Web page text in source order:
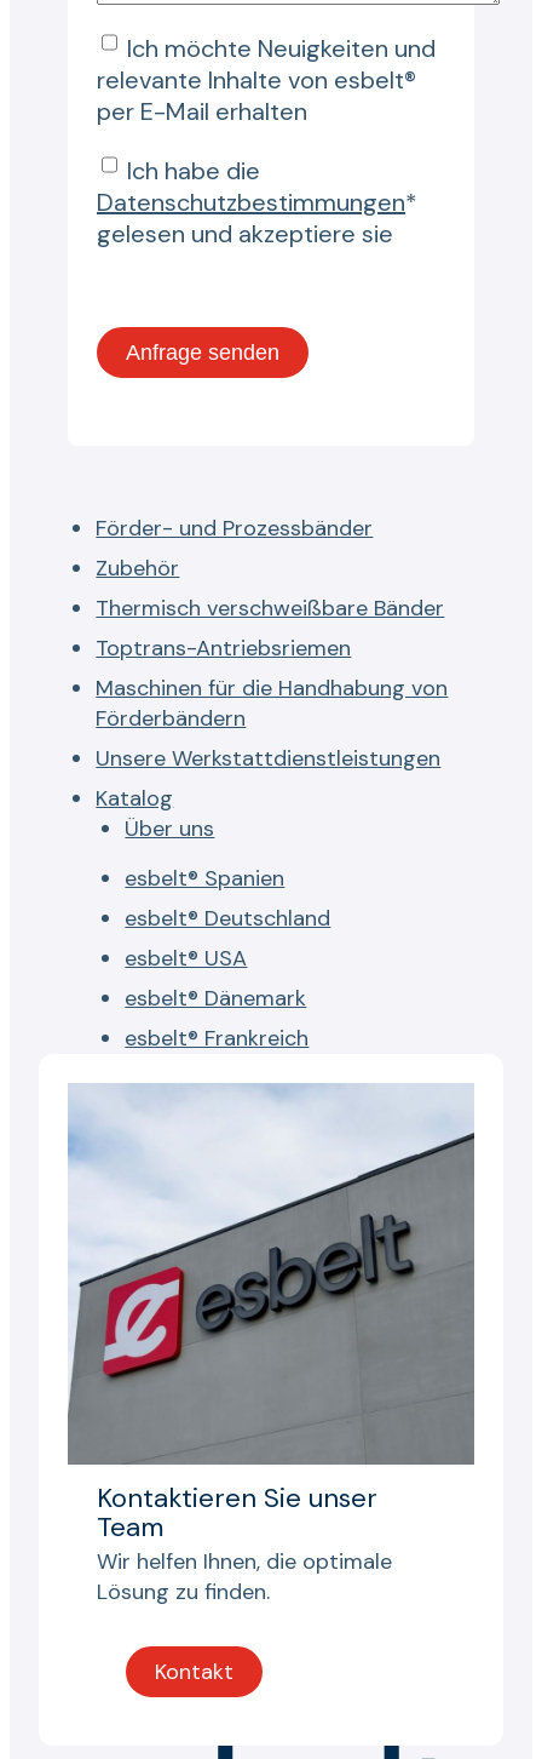
Ich möchte Neuigkeiten und
relevante Inhalte von esbelt®
per E-Mail erhalten
Ich habe die
Datenschutzbestimmungen*
gelesen und akzeptiere sie
Förder- und Prozessbänder
Zubehör
Thermisch verschweißbare Bänder
Toptrans-Antriebsriemen
Maschinen für die Handhabung von
Förderbändern
Unsere Werkstattdienstleistungen
Katalog
Über uns
esbelt® Spanien
esbelt® Deutschland
esbelt® USA
esbelt® Dänemark
esbelt® Frankreich
Kontaktieren Sie unser
Team
Wir helfen Ihnen, die optimale
Lösung zu finden.
Kontakt